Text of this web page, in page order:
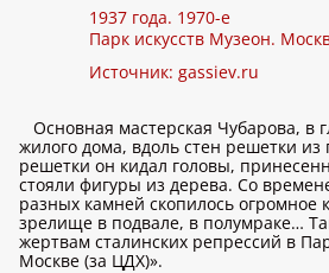
1937 года. 1970-е
Парк искусств Музеон.
Источник: gassiev.ru
Основная мастерская Чубарова, в
жилого дома, вдоль стен решетки из
решетки он кидал головы,
стояли фигуры из дерева. Со
разных камней скопилось огромное
зрелище в подвале, в полумраке…
жертвам сталинских репрессий в
Москве (за ЦДХ)».